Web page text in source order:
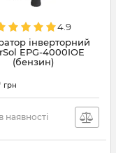
4.9
інверторний
EPG-4000IOE
(бензин)
грн
наявності